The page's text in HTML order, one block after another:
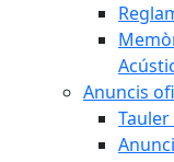
Anuncis